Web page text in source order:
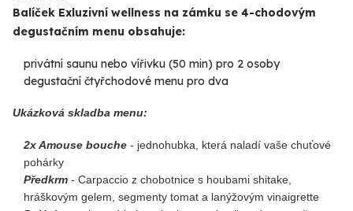
Balíček Exluzivní wellness na zámku se 4-chodovým
degustačním menu obsahuje:
privátní saunu nebo vířivku (50 min) pro 2 osoby
degustační čtyřchodové menu pro dva
Ukázková skladba menu:
2x Amouse bouche - jednohubka, která naladí vaše chuťové
pohárky
Předkrm - Carpaccio z chobotnice s houbami shitake,
hráškovým gelem, segmenty tomat a lanýžovým vinaigrette